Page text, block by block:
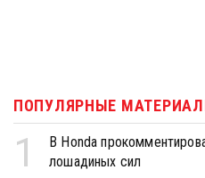
ПОПУЛЯРНЫЕ
1
В Honda
лошадиных сил